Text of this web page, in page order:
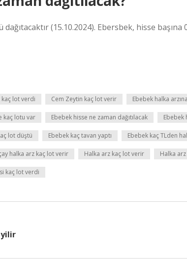
(15.10.2024). Ebersbek, hisse başına
lot verdi Cem Zeytin kaç lot verir Ebebek halka
kaç lotu var Ebebek hisse ne zaman dağıtılacak Ebebek
lot düştü Ebebek kaç tavan yaptı Ebebek kaç TLden
halka arz kaç lot verir Halka arz kaç lot verir Halka
kaç lot verdi